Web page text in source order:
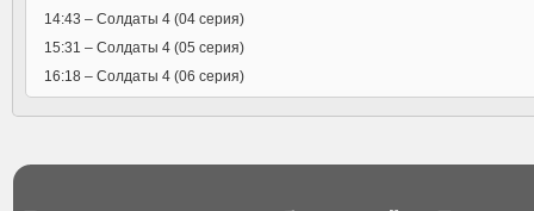
14:43 – Солдаты 4 (04 серия)
15:31 – Солдаты 4 (05 серия)
16:18 – Солдаты 4 (06 серия)